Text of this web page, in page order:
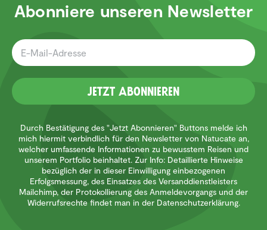
Abonniere unseren Newsletter
Jetzt Abonnieren
Durch Bestätigung des "Jetzt Abonnieren" Buttons melde ich
mich hiermit verbindlich für den Newsletter von Natucate an,
welcher umfassende Informationen zu bewusstem Reisen und
unserem Portfolio beinhaltet. Zur Info: Detaillierte Hinweise
bezüglich der in dieser Einwilligung einbezogenen
Erfolgsmessung, des Einsatzes des Versanddienstleisters
Mailchimp, der Protokollierung des Anmeldevorgangs und der
Widerrufsrechte findet man in der Datenschutzerklärung.